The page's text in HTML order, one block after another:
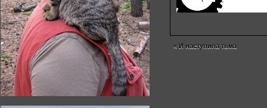
« И наступила тьма